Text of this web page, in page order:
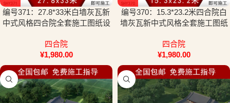
编号371：27.8*33米白墙灰瓦新
中式风格四合院全套施工图纸设
四合院
¥1,980.00
编号370：15.3*23.2米四合院白
墙灰瓦新中式风格全套施工图纸
四合院
¥1,980.00